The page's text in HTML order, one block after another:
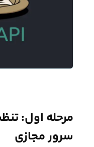
مرحله اول:
سرور مجازی